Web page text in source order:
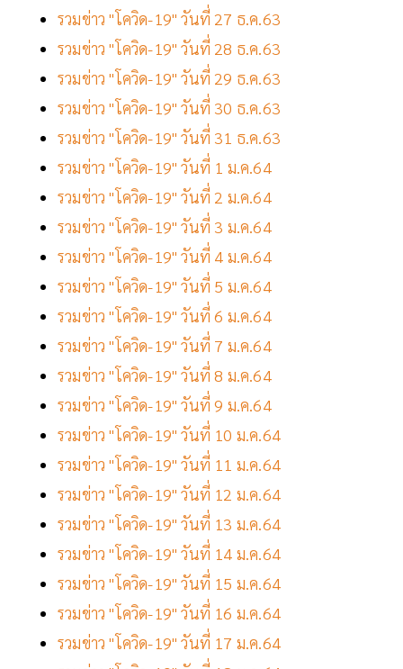
รวมข่าว "โควิด-19" วันที่ 27 ธ.ค.63
รวมข่าว "โควิด-19" วันที่ 28 ธ.ค.63
รวมข่าว "โควิด-19" วันที่ 29 ธ.ค.63
รวมข่าว "โควิด-19" วันที่ 30 ธ.ค.63
รวมข่าว "โควิด-19" วันที่ 31 ธ.ค.63
รวมข่าว "โควิด-19" วันที่ 1 ม.ค.64
รวมข่าว "โควิด-19" วันที่ 2 ม.ค.64
รวมข่าว "โควิด-19" วันที่ 3 ม.ค.64
รวมข่าว "โควิด-19" วันที่ 4 ม.ค.64
รวมข่าว "โควิด-19" วันที่ 5 ม.ค.64
รวมข่าว "โควิด-19" วันที่ 6 ม.ค.64
รวมข่าว "โควิด-19" วันที่ 7 ม.ค.64
รวมข่าว "โควิด-19" วันที่ 8 ม.ค.64
รวมข่าว "โควิด-19" วันที่ 9 ม.ค.64
รวมข่าว "โควิด-19" วันที่ 10 ม.ค.64
รวมข่าว "โควิด-19" วันที่ 11 ม.ค.64
รวมข่าว "โควิด-19" วันที่ 12 ม.ค.64
รวมข่าว "โควิด-19" วันที่ 13 ม.ค.64
รวมข่าว "โควิด-19" วันที่ 14 ม.ค.64
รวมข่าว "โควิด-19" วันที่ 15 ม.ค.64
รวมข่าว "โควิด-19" วันที่ 16 ม.ค.64
รวมข่าว "โควิด-19" วันที่ 17 ม.ค.64